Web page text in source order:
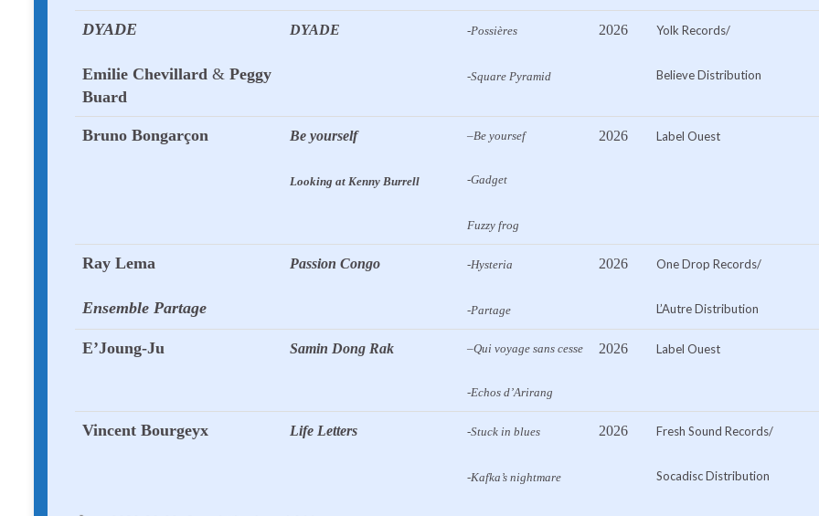
DYADE
Emilie Chevillard & Peggy
Buard
DYADE -Possières
-Square Pyramid
2026 Yolk Records/
Believe Distribution
Bruno Bongarçon Be yourself
Looking at Kenny Burrell
–Be yoursef
-Gadget
Fuzzy frog
2026 Label Ouest
Ray Lema
Ensemble Partage
Passion Congo -Hysteria
-Partage
2026 One Drop Records/
L’Autre Distribution
E’Joung-Ju Samin Dong Rak –Qui voyage sans cesse
-Echos d’Arirang
2026 Label Ouest
Vincent Bourgeyx Life Letters -Stuck in blues
-Kafka’s nightmare
2026 Fresh Sound Records/
Socadisc Distribution